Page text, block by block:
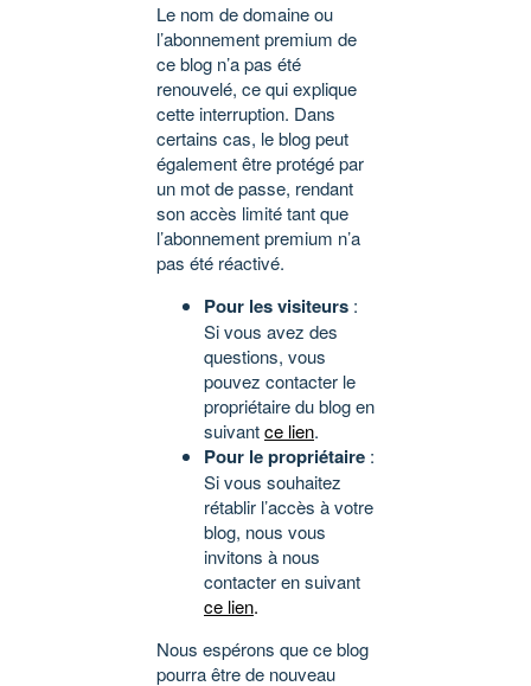
Le nom de domaine ou
l’abonnement premium de
ce blog n’a pas été
renouvelé, ce qui explique
cette interruption. Dans
certains cas, le blog peut
également être protégé par
un mot de passe, rendant
son accès limité tant que
l’abonnement premium n’a
pas été réactivé.
Pour les visiteurs :
Si vous avez des
questions, vous
pouvez contacter le
propriétaire du blog en
suivantce lien.
Pour le propriétaire :
Si vous souhaitez
rétablir l’accès à votre
blog, nous vous
invitons à nous
contacter en suivant
ce lien.
Nous espérons que ce blog
pourra être de nouveau